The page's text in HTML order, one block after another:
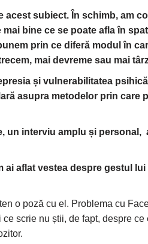
acest subiect. În schimb, am
bine ce se poate afla în
prin ce diferă modul în
mai devreme sau mai
și vulnerabilitatea
asupra metodelor prin care
un interviu amplu și personal,
ai aflat vestea despre gestul
o poză cu el. Problema cu
scrie nu știi, de fapt, despre ce